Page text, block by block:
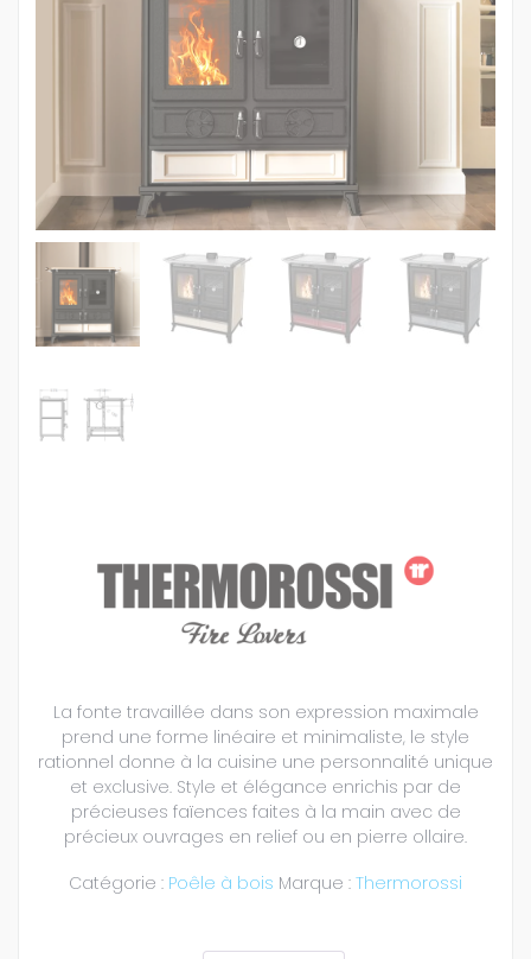
La fonte travaillée dans son expression maximale
prend une forme linéaire et minimaliste, le style
rationnel donne à la cuisine une personnalité unique
et exclusive. Style et élégance enrichis par de
précieuses faïences faites à la main avec de
précieux ouvrages en relief ou en pierre ollaire.
Catégorie : Poêle à bois Marque : Thermorossi